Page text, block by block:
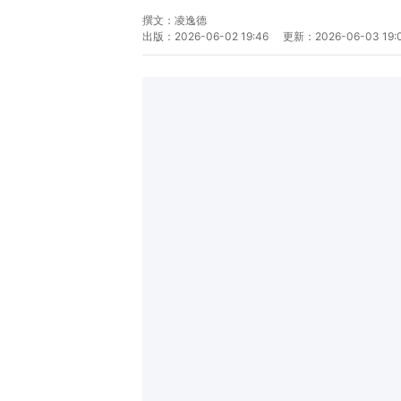
撰文： 凌逸德
出版： 2026-06-02 19:46 更新： 2026-06-03